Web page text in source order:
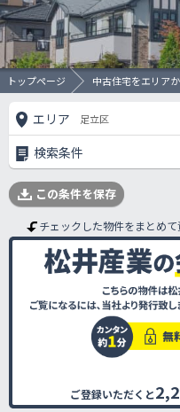
トップページ 中古住宅をエリア
エリア 足立区
検索条件
この条件を保存
チェックした物件をまとめて
ご登録いただくと